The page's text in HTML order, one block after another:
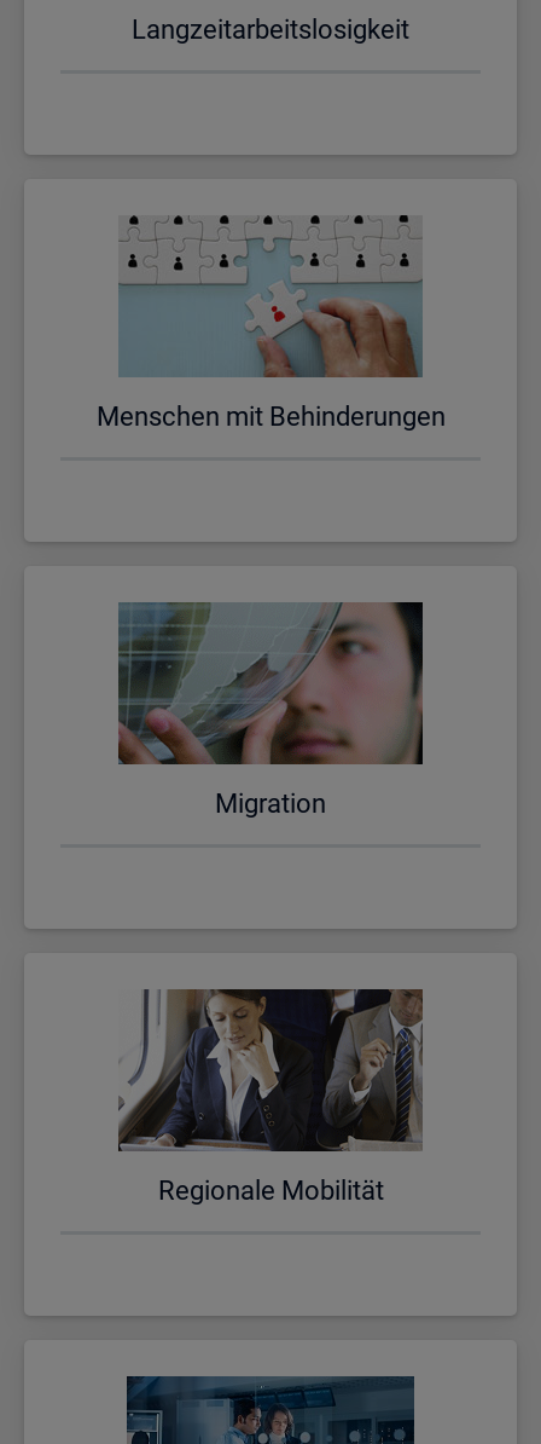
Lang­zeit­ar­beits­lo­sig­keit
Men­schen mit Be­hin­de­run­gen
Mi­gra­ti­on
Re­gio­na­le Mo­bi­li­tät